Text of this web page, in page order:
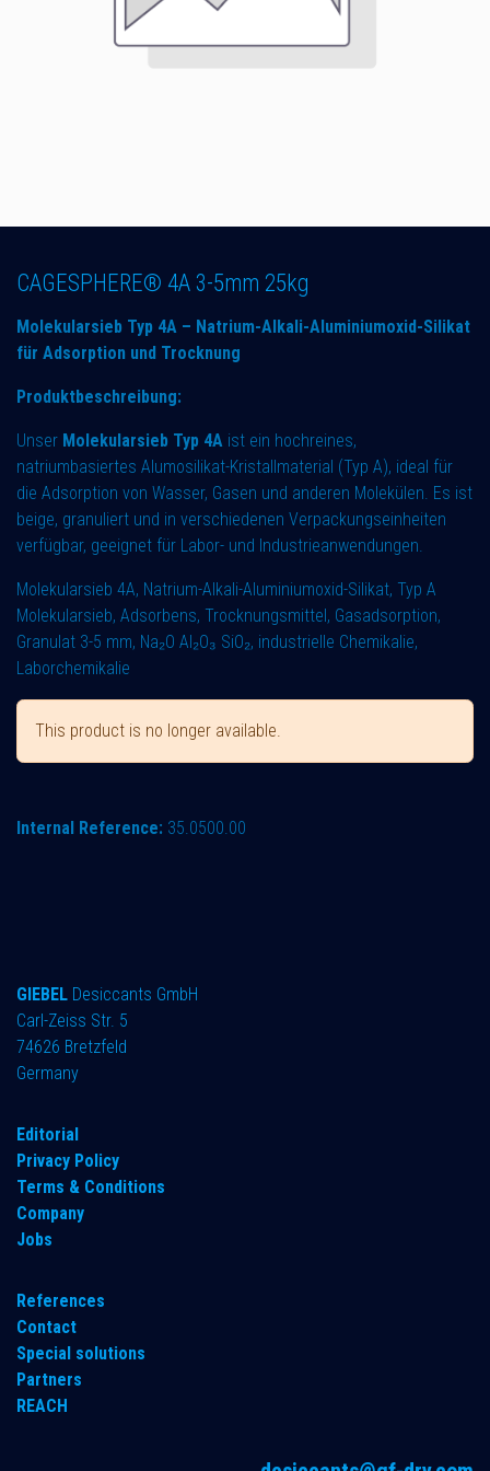
CAGESPHERE® 4A 3-5mm 25kg
Molekularsieb Typ 4A – Natrium-Alkali-Aluminiumoxid-Silikat
für Adsorption und Trocknung
Produktbeschreibung:
Unser Molekularsieb Typ 4A ist ein hochreines,
natriumbasiertes Alumosilikat-Kristallmaterial (Typ A), ideal für
die Adsorption von Wasser, Gasen und anderen Molekülen. Es ist
beige, granuliert und in verschiedenen Verpackungseinheiten
verfügbar, geeignet für Labor- und Industrieanwendungen.
Molekularsieb 4A, Natrium-Alkali-Aluminiumoxid-Silikat, Typ A
Molekularsieb, Adsorbens, Trocknungsmittel, Gasadsorption,
Granulat 3-5 mm, Na₂O Al₂O₃ SiO₂, industrielle Chemikalie,
Laborchemikalie
This product is no longer available.
Internal Reference: 35.0500.00
GIEBEL Desiccants GmbH
Carl-Zeiss Str. 5
74626 Bretzfeld
Germany
​Editorial
Privacy Policy
Terms & Conditions
Company
Jobs
References
Contact
Special solutions
Partners
REACH